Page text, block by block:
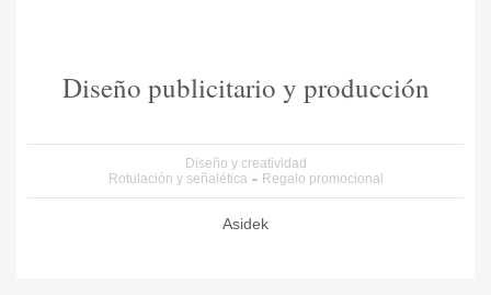
Diseño publicitario y producción
Diseño y creatividad
Rotulación y señalética
Regalo promocional
Asidek